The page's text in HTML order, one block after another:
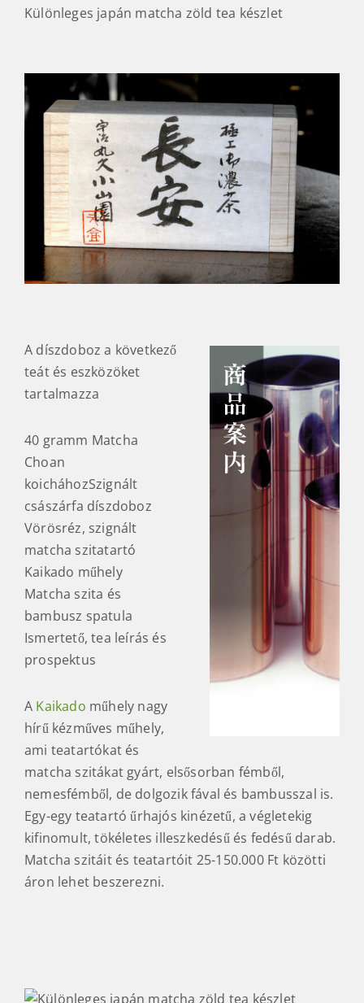
Különleges japán matcha zöld tea készlet
A díszdoboz a következő
teát és eszközöket
tartalmazza
40 gramm Matcha
Choan
koicháhozSzignált
császárfa díszdoboz
Vörösréz, szignált
matcha szitatartó
Kaikado műhely
Matcha szita és
bambusz spatula
Ismertető, tea leírás és
prospektus
A Kaikado műhely nagy
hírű kézműves műhely,
ami teatartókat és
matcha szitákat gyárt, elsősorban fémből,
nemesfémből, de dolgozik fával és bambusszal is.
Egy-egy teatartó űrhajós kinézetű, a végletekig
kifinomult, tökéletes illeszkedésű és fedésű darab.
Matcha szitáit és teatartóit 25-150.000 Ft közötti
áron lehet beszerezni.